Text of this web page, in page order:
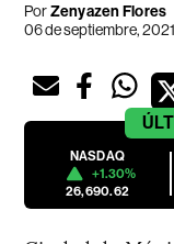
PorZenyazen Flores
06 de septiembre,
NASDAQ
+1.30%
26,690.62